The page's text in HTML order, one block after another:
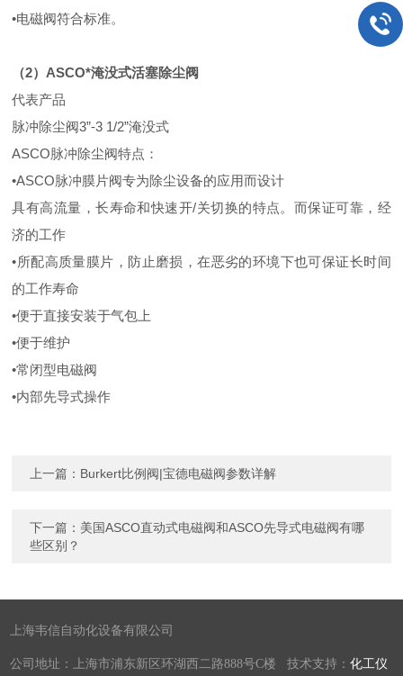
•电磁阀符合标准。
（2）ASCO*淹没式活塞除尘阀
代表产品
脉冲除尘阀3”-3 1/2”淹没式
ASCO脉冲除尘阀特点：
•ASCO脉冲膜片阀专为除尘设备的应用而设计
具有高流量，长寿命和快速开/关切换的特点。而保证可靠，经
济的工作
•所配高质量膜片，防止磨损，在恶劣的环境下也可保证长时间
的工作寿命
•便于直接安装于气包上
•便于维护
•常闭型电磁阀
•内部先导式操作
上一篇： Burkert比例阀|宝德电磁阀参数详解
下一篇： 美国ASCO直动式电磁阀和ASCO先导式电磁阀有哪
些区别？
上海韦信自动化设备有限公司
公司地址：上海市浦东新区环湖西二路888号C楼 技术支持：化工仪